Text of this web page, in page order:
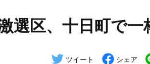
の暮らし 中川政七商店のひと
選区、十日町で一
ツイート シェア